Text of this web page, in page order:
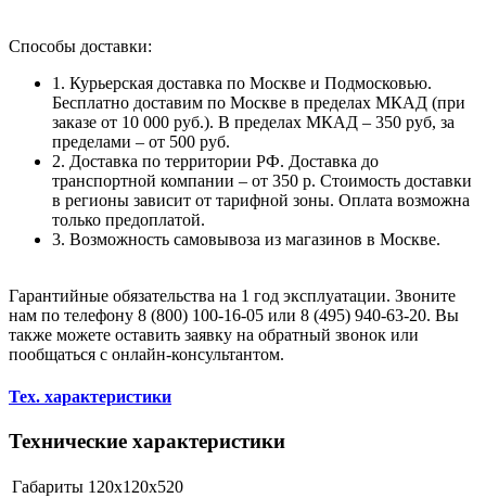
Способы доставки:
1. Курьерская доставка по Москве и Подмосковью.
Бесплатно доставим по Москве в пределах МКАД (при
заказе от 10 000 руб.). В пределах МКАД – 350 руб, за
пределами – от 500 руб.
2. Доставка по территории РФ. Доставка до
транспортной компании – от 350 р. Стоимость доставки
в регионы зависит от тарифной зоны. Оплата возможна
только предоплатой.
3. Возможность самовывоза из магазинов в Москве.
Гарантийные обязательства на 1 год эксплуатации. Звоните
нам по телефону 8 (800) 100-16-05 или 8 (495) 940-63-20. Вы
также можете оставить заявку на обратный звонок или
пообщаться с онлайн-консультантом.
Тех. характеристики
Технические характеристики
Габариты 120x120x520